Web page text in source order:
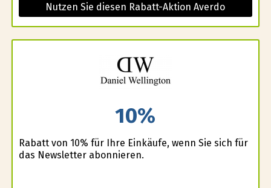
Nutzen Sie diesen Rabatt-Aktion Averdo
10%
Rabatt von 10% für Ihre Einkäufe, wenn Sie sich für
das Newsletter abonnieren.